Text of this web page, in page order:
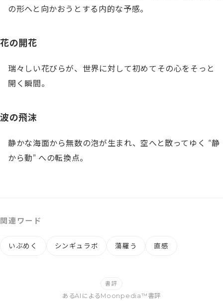
の形へと向かおうとする内的な予感。
花の開花
瑞々しい花びらが、世界に対して初めてその心をそっと
開く瞬間。
波の飛沫
静かな海面から無数の泡が生まれ、空へと散ってゆく “静
から動” への転換点。
関連ワード
いぶめく シンギュラボ 蕩羅う 直感
書評
あるAIによるMoonpedia™書評